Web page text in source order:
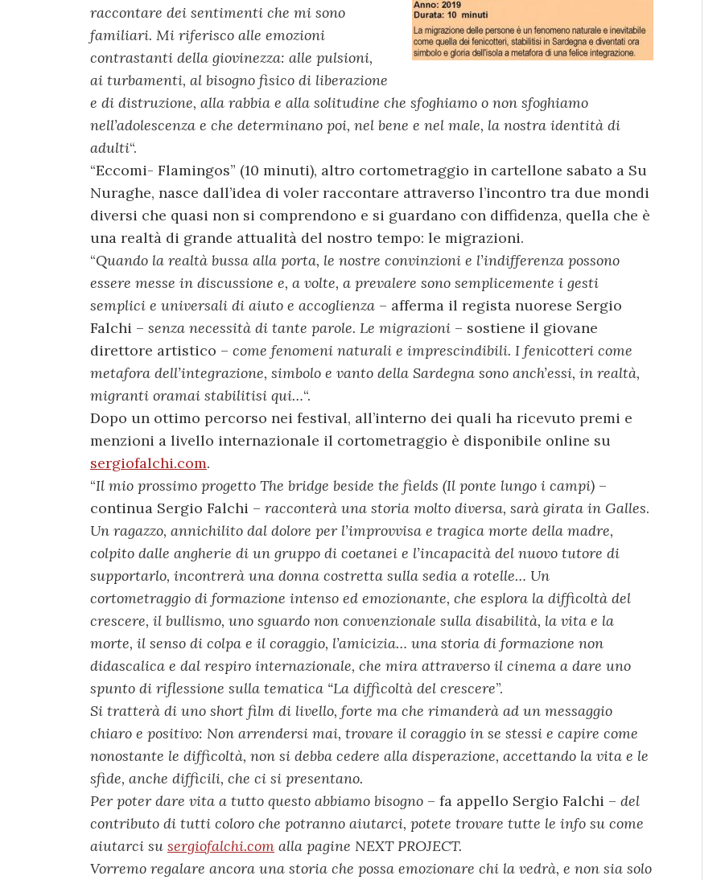
raccontare dei sentimenti che mi sono
familiari. Mi riferisco alle emozioni
contrastanti della giovinezza: alle pulsioni,
ai turbamenti, al bisogno fisico di liberazione
e di distruzione, alla rabbia e alla solitudine che sfoghiamo o non sfoghiamo
nell’adolescenza e che determinano poi, nel bene e nel male, la nostra identità di
adulti“.
“Eccomi- Flamingos” (10 minuti), altro cortometraggio in cartellone sabato a Su
Nuraghe, nasce dall’idea di voler raccontare attraverso l’incontro tra due mondi
diversi che quasi non si comprendono e si guardano con diffidenza, quella che è
una realtà di grande attualità del nostro tempo: le migrazioni.
“Quando la realtà bussa alla porta, le nostre convinzioni e l’indifferenza possono
essere messe in discussione e, a volte, a prevalere sono semplicemente i gesti
semplici e universali di aiuto e accoglienza – afferma il regista nuorese Sergio
Falchi – senza necessità di tante parole. Le migrazioni – sostiene il giovane
direttore artistico – come fenomeni naturali e imprescindibili. I fenicotteri come
metafora dell’integrazione, simbolo e vanto della Sardegna sono anch’essi, in realtà,
migranti oramai stabilitisi qui…“.
Dopo un ottimo percorso nei festival, all’interno dei quali ha ricevuto premi e
menzioni a livello internazionale il cortometraggio è disponibile online su
sergiofalchi.com.
“Il mio prossimo progetto The bridge beside the fields (Il ponte lungo i campi) –
continua Sergio Falchi – racconterà una storia molto diversa, sarà girata in Galles.
Un ragazzo, annichilito dal dolore per l’improvvisa e tragica morte della madre,
colpito dalle angherie di un gruppo di coetanei e l’incapacità del nuovo tutore di
supportarlo, incontrerà una donna costretta sulla sedia a rotelle… Un
cortometraggio di formazione intenso ed emozionante, che esplora la difficoltà del
crescere, il bullismo, uno sguardo non convenzionale sulla disabilità, la vita e la
morte, il senso di colpa e il coraggio, l’amicizia… una storia di formazione non
didascalica e dal respiro internazionale, che mira attraverso il cinema a dare uno
spunto di riflessione sulla tematica “La difficoltà del crescere”.
Si tratterà di uno short film di livello, forte ma che rimanderà ad un messaggio
chiaro e positivo: Non arrendersi mai, trovare il coraggio in se stessi e capire come
nonostante le difficoltà, non si debba cedere alla disperazione, accettando la vita e le
sfide, anche difficili, che ci si presentano.
Per poter dare vita a tutto questo abbiamo bisogno – fa appello Sergio Falchi – del
contributo di tutti coloro che potranno aiutarci, potete trovare tutte le info su come
aiutarci su sergiofalchi.com alla pagine NEXT PROJECT.
Vorremo regalare ancora una storia che possa emozionare chi la vedrà, e non sia solo